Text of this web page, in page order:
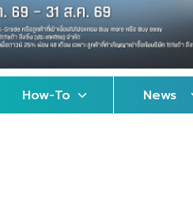
How-To News